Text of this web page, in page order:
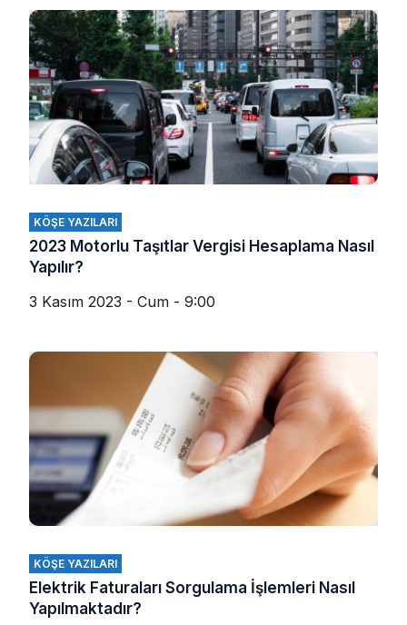
KÖŞE YAZILARI
2023 Motorlu Taşıtlar Vergisi Hesaplama Nasıl
Yapılır?
3 Kasım 2023 - Cum - 9:00
KÖŞE YAZILARI
Elektrik Faturaları Sorgulama İşlemleri Nasıl
Yapılmaktadır?